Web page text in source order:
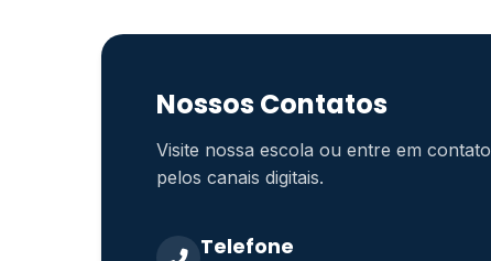
Nossos Contatos
Visite nossa escola ou entre em contato
pelos canais digitais.
Telefone